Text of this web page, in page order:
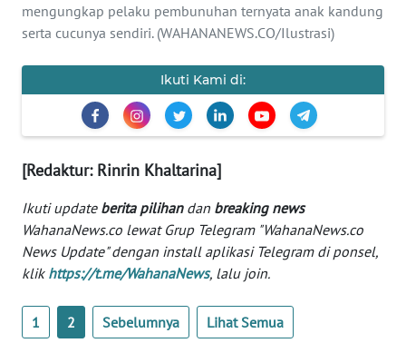
mengungkap pelaku pembunuhan ternyata anak kandung
serta cucunya sendiri. (WAHANANEWS.CO/Ilustrasi)
Ikuti Kami di:
[Redaktur: Rinrin Khaltarina]
Ikuti update berita pilihandan breaking news
WahanaNews.co lewat Grup Telegram "WahanaNews.co
News Update" dengan install aplikasi Telegram di ponsel,
klik https://t.me/WahanaNews, lalu join.
1 2 Sebelumnya Lihat Semua
OLAHRAGA
EDITORIAL
Informasi
INDEKS
BERITA
KONTAK